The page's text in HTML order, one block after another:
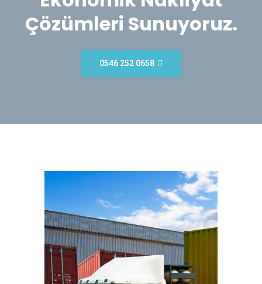
Çözümleri Sunuyoruz.
0546 252 0658